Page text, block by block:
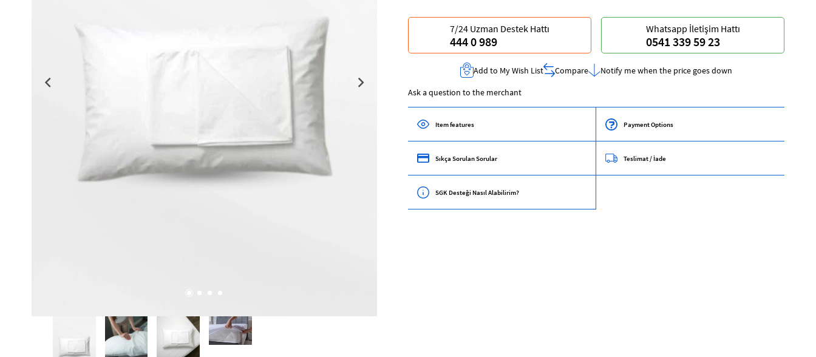
Whatsapp İletişim Hattı
0541 339 59 23
7/24 Uzman Destek Hattı
444 0 989
Add to My Wish List Compare Notify me when the price goes down
Ask a question to the merchant
Item features Payment Options
Sıkça Sorulan Sorular Teslimat / İade
SGK Desteği Nasıl Alabilirim?